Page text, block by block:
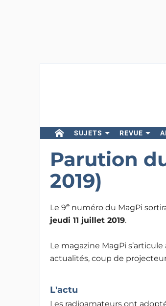
SUJETS REVUE
Parution
2019)
Le 9enuméro du MagPi
jeudi 11 juillet 2019.
Le magazine MagPi
actualités, coup de
L'actu
Les radioamateurs ont